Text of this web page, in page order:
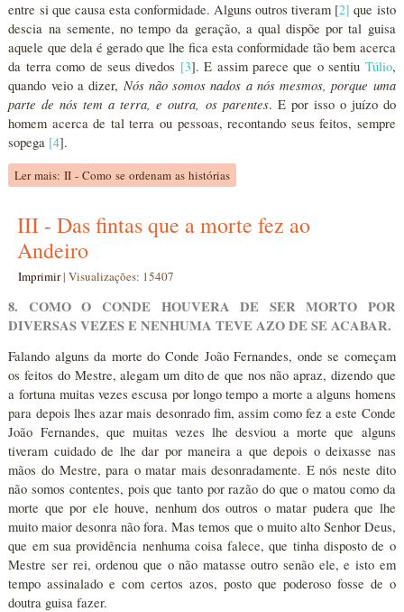
entre si que causa esta conformidade. Alguns outros tiveram [2] que isto
descia na semente, no tempo da geração, a qual dispõe por tal guisa
aquele que dela é gerado que lhe fica esta conformidade tão bem acerca
da terra como de seus divedos [3]. E assim parece que o sentiu Túlio,
quando veio a dizer, Nós não somos nados a nós mesmos, porque uma
parte de nós tem a terra, e outra, os parentes. E por isso o juízo do
homem acerca de tal terra ou pessoas, recontando seus feitos, sempre
sopega [4].
Ler mais: II - Como se ordenam as histórias
III - Das fintas que a morte fez ao
Andeiro
Imprimir|Visualizações: 15407
8. COMO O CONDE HOUVERA DE SER MORTO POR
DIVERSAS VEZES E NENHUMA TEVE AZO DE SE ACABAR.
Falando alguns da morte do Conde João Fernandes, onde se começam
os feitos do Mestre, alegam um dito de que nos não apraz, dizendo que
a fortuna muitas vezes escusa por longo tempo a morte a alguns homens
para depois lhes azar mais desonrado fim, assim como fez a este Conde
João Fernandes, que muitas vezes lhe desviou a morte que alguns
tiveram cuidado de lhe dar por maneira a que depois o deixasse nas
mãos do Mestre, para o matar mais desonradamente. E nós neste dito
não somos contentes, pois que tanto por razão do que o matou como da
morte que por ele houve, nenhum dos outros o matar pudera que lhe
muito maior desonra não fora. Mas temos que o muito alto Senhor Deus,
que em sua providência nenhuma coisa falece, que tinha disposto de o
Mestre ser rei, ordenou que o não matasse outro senão ele, e isto em
tempo assinalado e com certos azos, posto que poderoso fosse de o
doutra guisa fazer.